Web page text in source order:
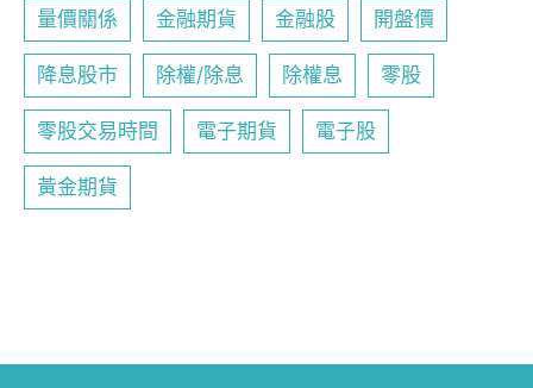
量價關係 金融期貨 金融股 開盤價
降息股市 除權/除息 除權息 零股
零股交易時間 電子期貨 電子股
黃金期貨